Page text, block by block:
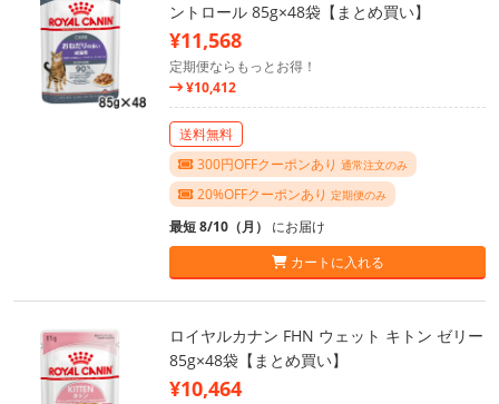
ントロール 85g×48袋【まとめ買い】
¥11,568
定期便ならもっとお得！
¥10,412
送料無料
300円OFFクーポンあり 通常注文のみ
20%OFFクーポンあり 定期便のみ
最短 8/10（月） にお届け
カートに入れる
ロイヤルカナン FHN ウェット キトン ゼリー
85g×48袋【まとめ買い】
¥10,464